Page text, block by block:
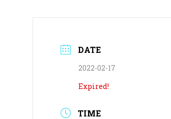
DATE
2022-02-17
Expired!
TIME